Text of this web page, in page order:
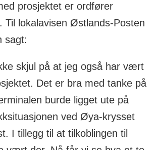
prosjektet er ordfører
Til lokalavisen Østlands-Posten
sagt:
skjul på at jeg også har vært
Det er bra med tanke på
burde ligget ute på
ved Øya-krysset
I tillegg til at tilkoblingen til